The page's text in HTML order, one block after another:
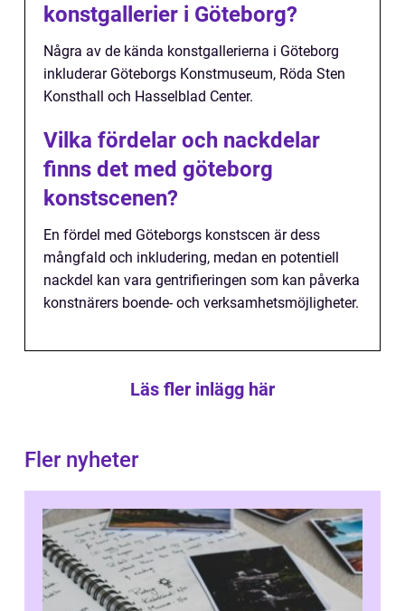
konstgallerier i Göteborg?
Några av de kända konstgallerierna i Göteborg
inkluderar Göteborgs Konstmuseum, Röda Sten
Konsthall och Hasselblad Center.
Vilka fördelar och nackdelar
finns det med göteborg
konstscenen?
En fördel med Göteborgs konstscen är dess
mångfald och inkludering, medan en potentiell
nackdel kan vara gentrifieringen som kan påverka
konstnärers boende- och verksamhetsmöjligheter.
Läs fler inlägg här
Fler nyheter